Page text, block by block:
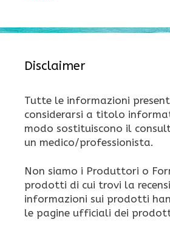
Disclaimer
Tutte le informazioni
considerarsi a titolo
modo sostituiscono il
un medico/professionista.
Non siamo i Produttori o
prodotti di cui trovi la
informazioni sui prodotti
le pagine ufficiali dei